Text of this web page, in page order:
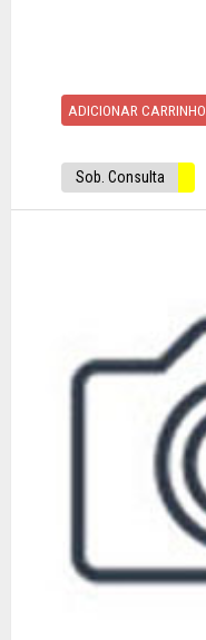
ADICIONAR CARRINHO
Sob. Consulta